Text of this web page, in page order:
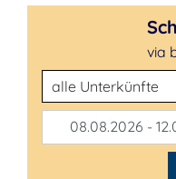
via
Unterkunftsart
08.08.2026 -